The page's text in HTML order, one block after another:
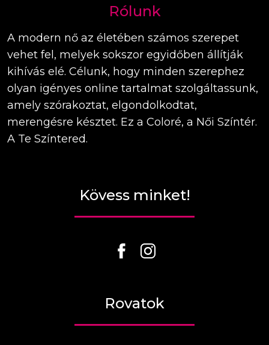
Rólunk
A modern nő az életében számos szerepet
vehet fel, melyek sokszor egyidőben állítják
kihívás elé. Célunk, hogy minden szerephez
olyan igényes online tartalmat szolgáltassunk,
amely szórakoztat, elgondolkodtat,
merengésre késztet. Ez a Coloré, a Női Színtér.
A Te Színtered.
Kövess minket!
Rovatok